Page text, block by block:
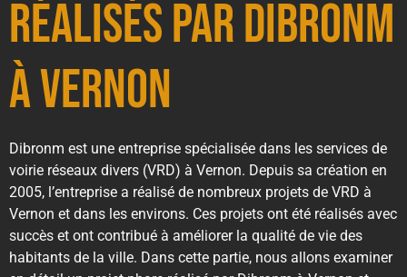
réalisés par Dibronm
à Vernon
Dibronm est une entreprise spécialisée dans les services de
voirie réseaux divers (VRD) à Vernon. Depuis sa création en
2005, l’entreprise a réalisé de nombreux projets de VRD à
Vernon et dans les environs. Ces projets ont été réalisés avec
succès et ont contribué à améliorer la qualité de vie des
habitants de la ville. Dans cette partie, nous allons examiner